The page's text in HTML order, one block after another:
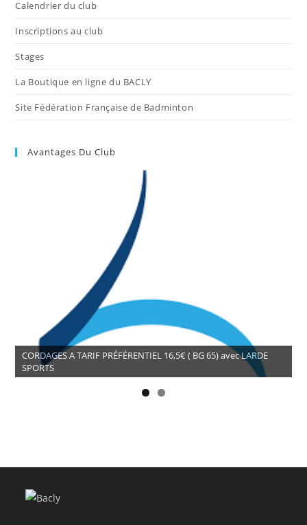
Calendrier du club
Inscriptions au club
Stages
La Boutique en ligne du BACLY
Site Fédération Française de Badminton
Avantages Du Club
CORDAGES A TARIF PRÉFÉRENTIEL 16,5€ ( BG 65) avec LARDE
SPORTS